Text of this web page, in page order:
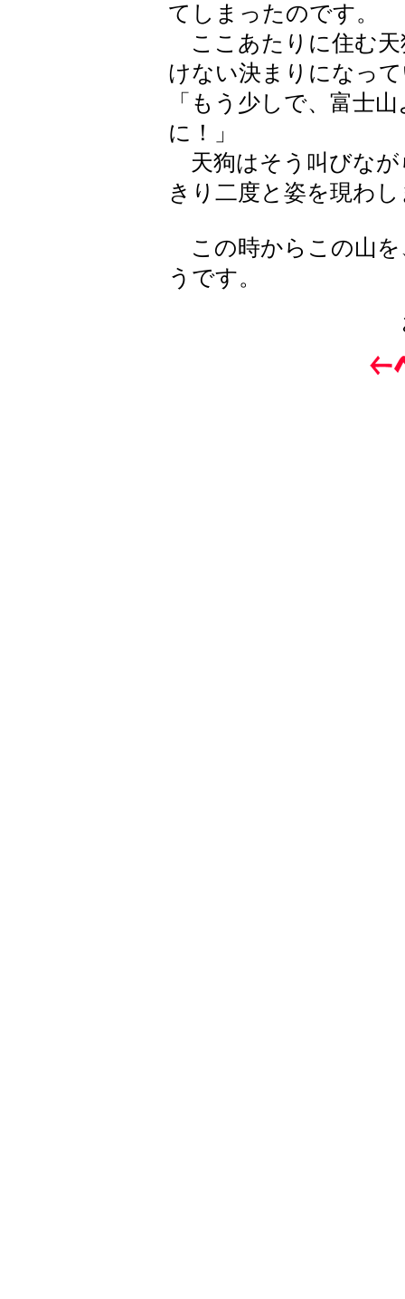
てしまったのです。
ここあたりに住む天
けない決まりになっ
「もう少しで、富士
に！」
天狗はそう叫びなが
きり二度と姿を現わ
この時からこの山を
うです。